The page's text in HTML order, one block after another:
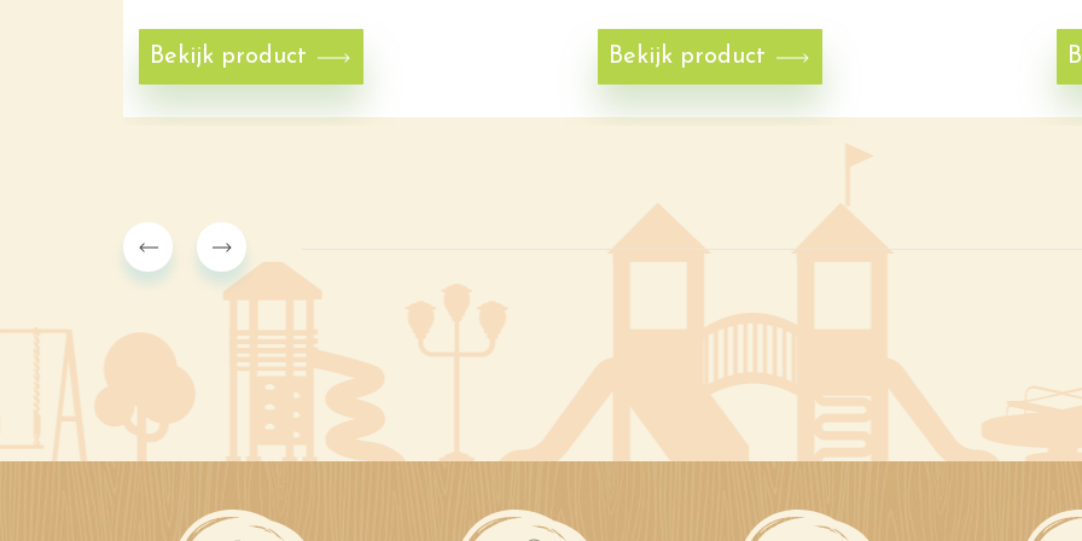
Bekijk product Bekijk product